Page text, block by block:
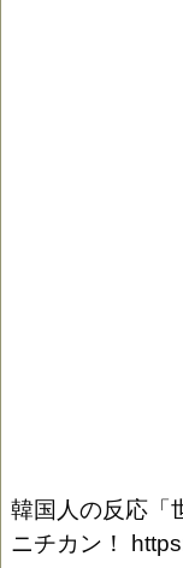
韓国人の反応「
ニチカン！